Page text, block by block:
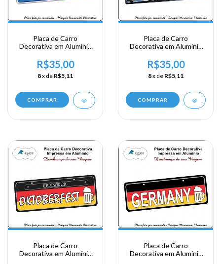
Placa de Carro
Decorativa em Alumínio
Viagem a Alemanha -
Colonia
R$35,00
8x de R$5,11
COMPRAR
Placa de Carro
Decorativa em Alumínio
Viagem a Alemanha -
Bremen
R$35,00
8x de R$5,11
COMPRAR
Placa de Carro
Decorativa em Alumínio
Placa de Carro
Decorativa em Alumínio